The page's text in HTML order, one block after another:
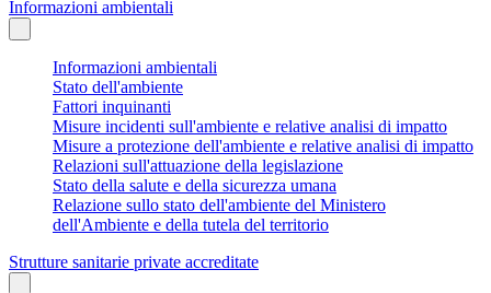
Informazioni ambientali
Informazioni ambientali
Stato dell'ambiente
Fattori inquinanti
Misure incidenti sull'ambiente e relative analisi di impatto
Misure a protezione dell'ambiente e relative analisi di impatto
Relazioni sull'attuazione della legislazione
Stato della salute e della sicurezza umana
Relazione sullo stato dell'ambiente del Ministero
dell'Ambiente e della tutela del territorio
Strutture sanitarie private accreditate